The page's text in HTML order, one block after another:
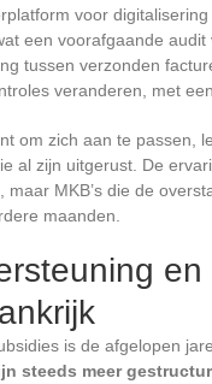
voor
een voorafgaande audit
tussen verzonden
veranderen, met
om zich aan te passen,
al zijn uitgerust. De
maar MKB’s die de
maanden.
is de afgelopen
steeds meer